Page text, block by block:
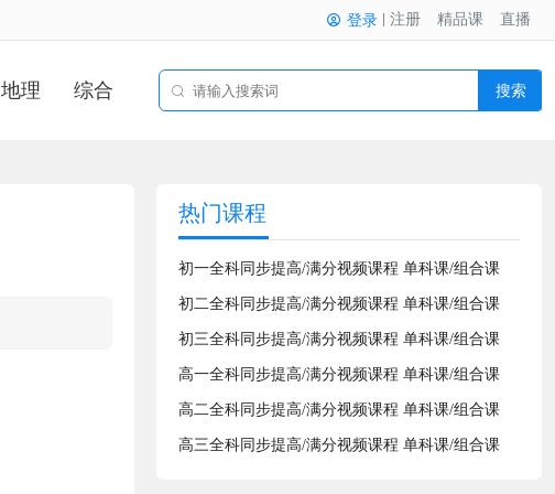
登录 注册 精品课 直播
地理 综合 搜索
热门课程
初一全科同步提高/满分视频课程 单科课/组合课
初二全科同步提高/满分视频课程 单科课/组合课
初三全科同步提高/满分视频课程 单科课/组合课
高一全科同步提高/满分视频课程 单科课/组合课
高二全科同步提高/满分视频课程 单科课/组合课
高三全科同步提高/满分视频课程 单科课/组合课